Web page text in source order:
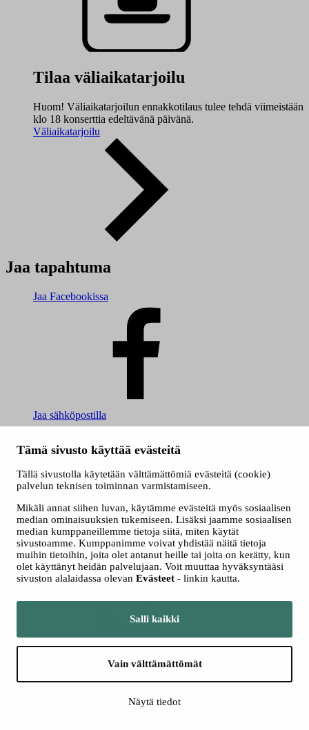
Tämä sivusto käyttää evästeitä
Tällä sivustolla käytetään välttämättömiä evästeitä (cookie)
palvelun teknisen toiminnan varmistamiseen.
Mikäli annat siihen luvan, käytämme evästeitä myös sosiaalisen
median ominaisuuksien tukemiseen. Lisäksi jaamme sosiaalisen
median kumppaneillemme tietoja siitä, miten käytät
sivustoamme. Kumppanimme voivat yhdistää näitä tietoja
muihin tietoihin, joita olet antanut heille tai joita on kerätty, kun
olet käyttänyt heidän palvelujaan. Voit muuttaa hyväksyntääsi
sivuston alalaidassa olevan Evästeet - linkin kautta.
Salli kaikki
Vain välttämättömät
Näytä tiedot
Tilaa väliaikatarjoilu
Huom! Väliaikatarjoilun ennakkotilaus tulee tehdä viimeistään
klo 18 konserttia edeltävänä päivänä.
Väliaikatarjoilu
Jaa tapahtuma
Jaa Facebookissa
Jaa sähköpostilla
Jaa WhatsAppissa